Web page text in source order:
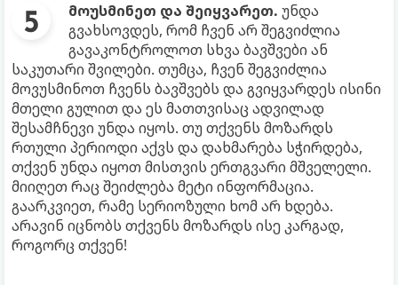
მოუსმინეთ და შეიყვარეთ. უნდა
გვახსოვდეს, რომ ჩვენ არ შეგვიძლია
გავაკონტროლოთ სხვა ბავშვები ან
საკუთარი შვილები. თუმცა, ჩვენ შეგვიძლია
მოვუსმინოთ ჩვენს ბავშვებს და გვიყვარდეს ისინი
მთელი გულით და ეს მათთვისაც ადვილად
შესამჩნევი უნდა იყოს. თუ თქვენს მოზარდს
რთული პერიოდი აქვს და დახმარება სჭირდება,
თქვენ უნდა იყოთ მისთვის ერთგვარი მშველელი.
მიიღეთ რაც შეიძლება მეტი ინფორმაცია.
გაარკვიეთ, რამე სერიოზული ხომ არ ხდება.
არავინ იცნობს თქვენს მოზარდს ისე კარგად,
როგორც თქვენ!